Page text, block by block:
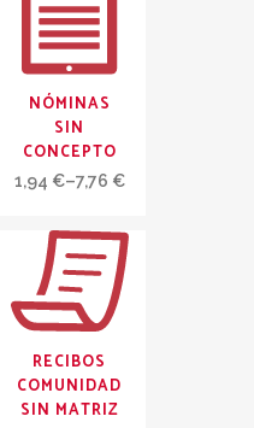
NÓMINAS
SIN
CONCEPTO
1,94 €–7,76 €
RECIBOS
COMUNIDAD
SIN MATRIZ